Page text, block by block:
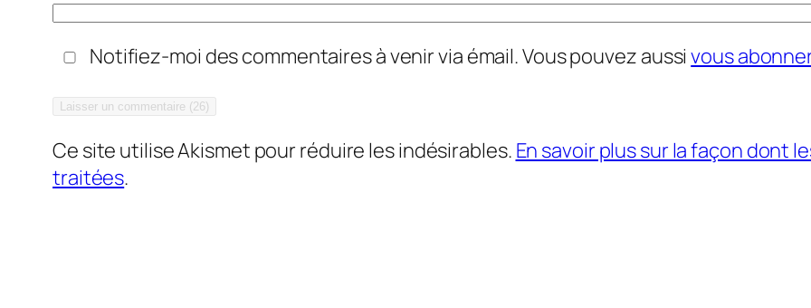
Notifiez-moi des commentaires à venir via émail. Vous pouvez aussivous
Ce site utilise Akismet pour réduire les indésirables. En savoir plus sur la façon dont
traitées.